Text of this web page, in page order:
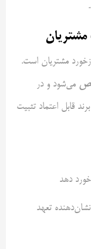
مشتریان است.
می‌شود و در
قابل اعتماد تثبیت
دهد
تعهد